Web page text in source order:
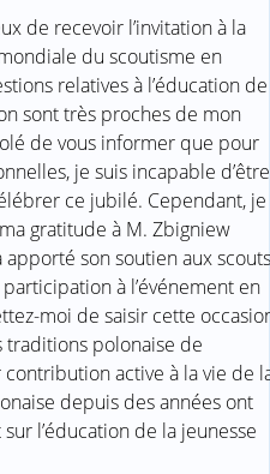
de recevoir l’invitation à la
du scoutisme en
relatives à l’éducation de
sont très proches de mon
de vous informer que pour
je suis incapable d’être
ce jubilé. Cependant, je
gratitude à M. Zbigniew
apporté son soutien aux scouts
à l’événement en
moi de saisir cette
polonaise de
active à la vie de
depuis des années ont
l’éducation de la jeunesse